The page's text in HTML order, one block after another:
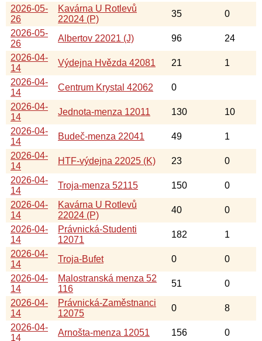
2026-05-
26
Kavárna U Rotlevů
22024 (P)
35
0
2026-05-
26
Albertov 22021 (J) 96
24
2026-04-
14
Výdejna Hvězda 42081 21
1
2026-04-
14
Centrum Krystal 42062
0
2026-04-
14
Jednota-menza 12011 130
10
2026-04-
14
Budeč-menza 22041 49
1
2026-04-
14
HTF-výdejna 22025 (K) 23
0
2026-04-
14
Troja-menza 52115 150
0
2026-04-
14
Kavárna U Rotlevů
22024 (P)
40
0
2026-04-
14
Právnická-Studenti
12071
182
1
2026-04-
14
Troja-Bufet 0
0
2026-04-
14
Malostranská menza 52
116
51
0
2026-04-
14
Právnická-Zaměstnanci
12075
0
8
2026-04-
14
Arnošta-menza 12051 156 0